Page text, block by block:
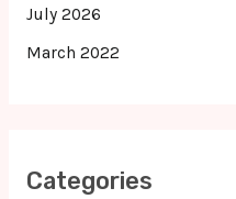
July 2026
March 2022
Categories